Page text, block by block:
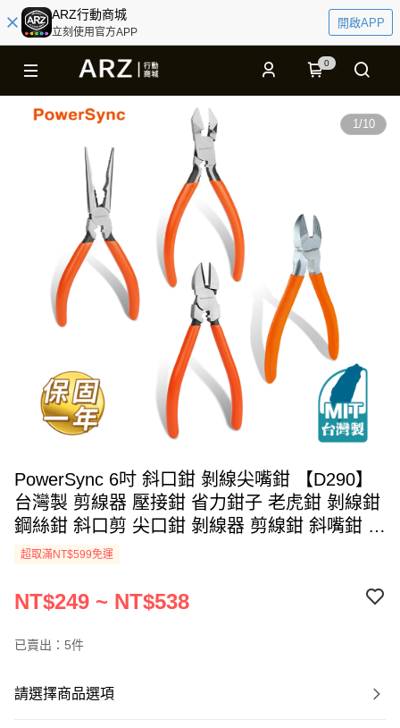
ARZ行動商城
立刻使用官方APP
開啟APP
0
1/10
PowerSync 6吋 斜口鉗 剝線尖嘴鉗 【D290】
台灣製 剪線器 壓接鉗 省力鉗子 老虎鉗 剝線鉗
鋼絲鉗 斜口剪 尖口鉗 剝線器 剪線鉗 斜嘴鉗 脫
線鉗 壓線鉗 工具鉗 生活用品 五金工具
超取滿NT$599免運
NT$249 ~ NT$538
已賣出：5件
請選擇商品選項